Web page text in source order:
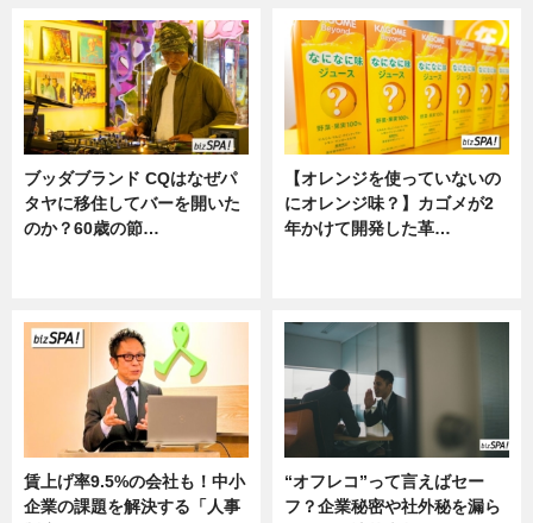
ブッダブランド CQはなぜパ
タヤに移住してバーを開いた
のか？60歳の節…
【オレンジを使っていないの
にオレンジ味？】カゴメが2
年かけて開発した革…
賃上げ率9.5%の会社も！中小
企業の課題を解決する「人事
“オフレコ”って言えばセー
フ？企業秘密や社外秘を漏ら